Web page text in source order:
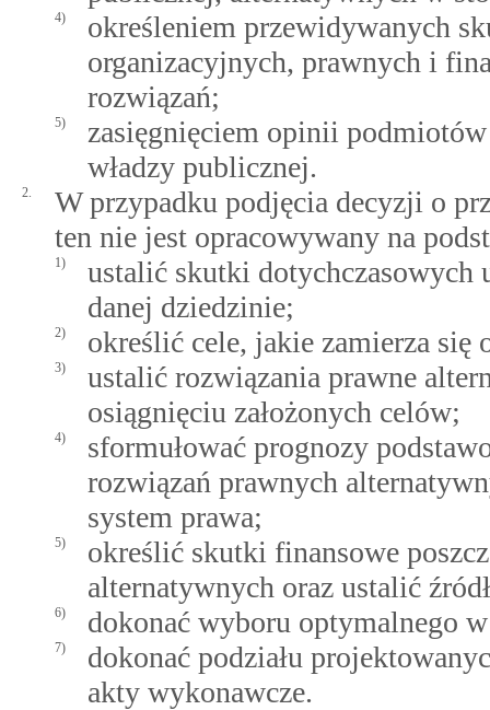
4)
określeniem przewidywanych
organizacyjnych, prawnych i
rozwiązań;
5)
zasięgnięciem opinii
władzy publicznej.
2.
W przypadku podjęcia decyzji o
ten nie jest opracowywany na
1)
ustalić skutki dotychczasowych
danej dziedzinie;
2) określić cele, jakie zamierza się
3)
ustalić rozwiązania prawne
osiągnięciu założonych celów;
4)
sformułować prognozy
rozwiązań prawnych
system prawa;
5)
określić skutki finansowe
alternatywnych oraz ustalić
6) dokonać wyboru optymalnego
7)
dokonać podziału
akty wykonawcze.